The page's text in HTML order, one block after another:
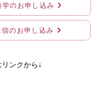
学のお申し込み
信のお申し込み
ンクから↓